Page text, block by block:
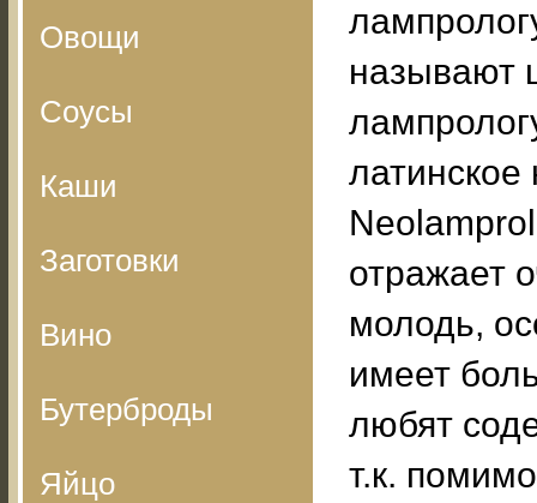
Овощи
Соусы
Каши
Заготовки
Вино
Бутерброды
Яйцо
называют
латинское
отражает
молодь,
имеет
любят
т.к.